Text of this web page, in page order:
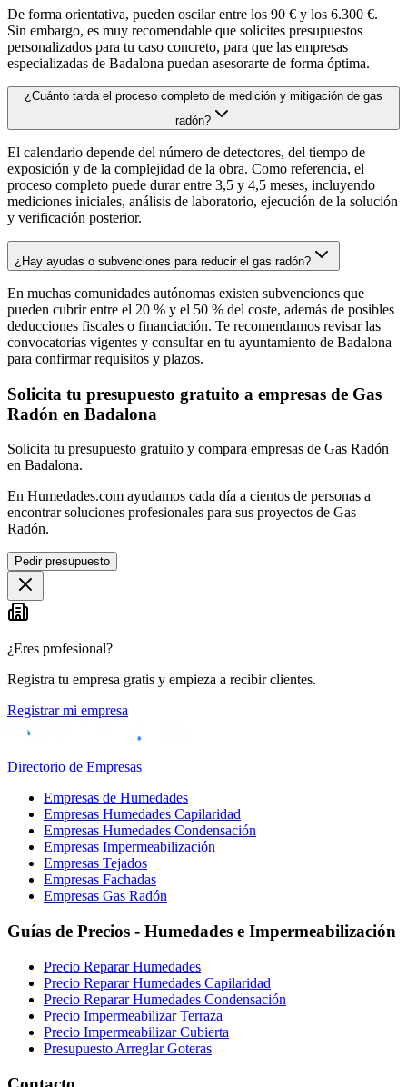
De forma orientativa, pueden oscilar entre los 90 € y los 6.300 €.
Sin embargo, es muy recomendable que solicites presupuestos
personalizados para tu caso concreto, para que las empresas
especializadas de Badalona puedan asesorarte de forma óptima.
¿Cuánto tarda el proceso completo de medición y mitigación de gas
radón?
El calendario depende del número de detectores, del tiempo de
exposición y de la complejidad de la obra. Como referencia, el
proceso completo puede durar entre 3,5 y 4,5 meses, incluyendo
mediciones iniciales, análisis de laboratorio, ejecución de la solución
y verificación posterior.
¿Hay ayudas o subvenciones para reducir el gas radón?
En muchas comunidades autónomas existen subvenciones que
pueden cubrir entre el 20 % y el 50 % del coste, además de posibles
deducciones fiscales o financiación. Te recomendamos revisar las
convocatorias vigentes y consultar en tu ayuntamiento de Badalona
para confirmar requisitos y plazos.
Solicita tu presupuesto gratuito a empresas de Gas
Radón en Badalona
Solicita tu presupuesto gratuito y compara empresas de Gas Radón
en Badalona.
En Humedades.com ayudamos cada día a cientos de personas a
encontrar soluciones profesionales para sus proyectos de Gas
Radón.
Pedir presupuesto
¿Eres profesional?
Registra tu empresa gratis y empieza a recibir clientes.
Registrar mi empresa
Directorio de Empresas
Empresas de Humedades
Empresas Humedades Capilaridad
Empresas Humedades Condensación
Empresas Impermeabilización
Empresas Tejados
Empresas Fachadas
Empresas Gas Radón
Guías de Precios - Humedades e Impermeabilización
Precio Reparar Humedades
Precio Reparar Humedades Capilaridad
Precio Reparar Humedades Condensación
Precio Impermeabilizar Terraza
Precio Impermeabilizar Cubierta
Presupuesto Arreglar Goteras